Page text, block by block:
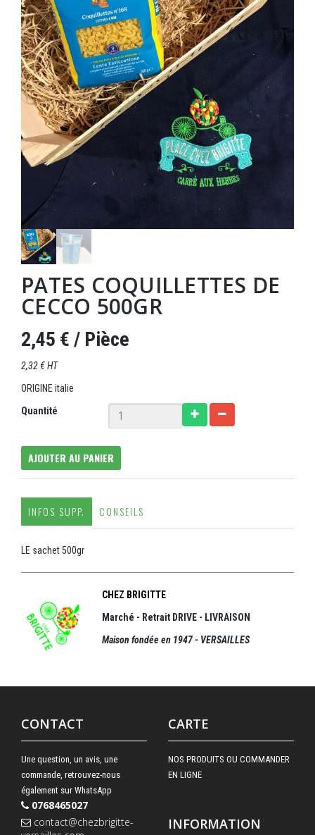
PATES COQUILLETTES DE
CECCO 500GR
2,45 € / Pièce
2,32 € HT
ORIGINE italie
Quantité
AJOUTER AU PANIER
INFOS SUPP. CONSEILS
LE sachet 500gr
CHEZ BRIGITTE
Marché - Retrait DRIVE - LIVRAISON
Maison fondée en 1947 - VERSAILLES
CONTACT
Une question, un avis, une
commande, retrouvez-nous
également sur WhatsApp
0768465027
contact@chezbrigitte-
CARTE
NOS PRODUITS OU COMMANDER
EN LIGNE
INFORMATION